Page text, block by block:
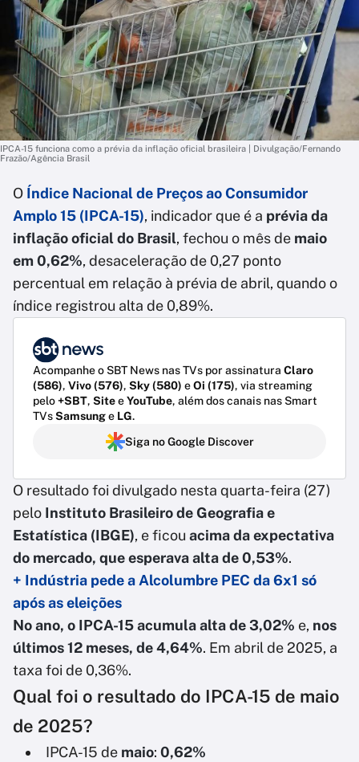
IPCA-15 funciona como a prévia da inflação oficial brasileira | Divulgação/Fernando
Frazão/Agência Brasil
O Índice Nacional de Preços ao Consumidor
Amplo 15 (IPCA-15), indicador que é a prévia da
inflação oficial do Brasil, fechou o mês de maio
em 0,62%, desaceleração de 0,27 ponto
percentual em relação à prévia de abril, quando o
índice registrou alta de 0,89%.
Acompanhe o SBT News nas TVs por assinatura Claro
(586), Vivo (576), Sky (580) eOi (175), via streaming
pelo+SBT, SiteeYouTube, além dos canais nas Smart
TVsSamsunge LG.
Siga no Google Discover
O resultado foi divulgado nesta quarta-feira (27)
pelo Instituto Brasileiro de Geografia e
Estatística (IBGE), e ficou acima da expectativa
do mercado, que esperava alta de 0,53%.
+ Indústria pede a Alcolumbre PEC da 6x1 só
após as eleições
No ano, o IPCA-15 acumula alta de 3,02% e, nos
últimos 12 meses, de 4,64%. Em abril de 2025, a
taxa foi de 0,36%.
Qual foi o resultado do IPCA-15 de maio
de 2025?
IPCA-15 de maio: 0,62%